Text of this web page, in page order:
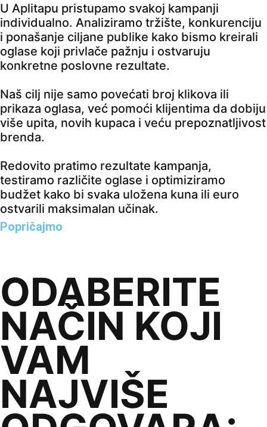
U Aplitapu pristupamo svakoj kampanji
individualno. Analiziramo tržište, konkurenciju
i ponašanje ciljane publike kako bismo kreirali
oglase koji privlače pažnju i ostvaruju
konkretne poslovne rezultate.
Naš cilj nije samo povećati broj klikova ili
prikaza oglasa, već pomoći klijentima da dobiju
više upita, novih kupaca i veću prepoznatljivost
brenda.
Redovito pratimo rezultate kampanja,
testiramo različite oglase i optimiziramo
budžet kako bi svaka uložena kuna ili euro
ostvarili maksimalan učinak.
Popričajmo
ODABERITE
NAČIN KOJI
VAM
NAJVIŠE